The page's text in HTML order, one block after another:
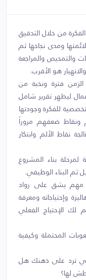
من خلال التدقيق
ومدى نجاحها ثم
والتمحيص والمراجعة
هو الأقرب.
فترة ونخبة من
ليظهر تقرير شامل
للفكرة وجودتها
ضعفهم مروراً
نقاط الألم وابتكار
بناء المشروع
البناء الوظيفي.
مهم يشق على رواد
وإحتياجاته ومعرفة
الإحتياج الفعلي
المحتملة وكيفية
ترد على ذهنك هل
لها؟